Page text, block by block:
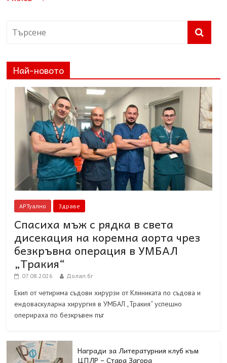
Най-новото
АРТуално Здраве
Спасиха мъж с рядка в света
дисекация на коремна аорта чрез
безкръвна операция в УМБАЛ
„Тракия“
07.08.2026 Долап.бг
Екип от четирима съдови хирурзи от Клиниката по съдова и
ендоваскуларна хирургия в УМБАЛ „Тракия“ успешно
оперираха по безкръвен път
Награди за Литературния клуб към
ЦПЛР – Стара Загора